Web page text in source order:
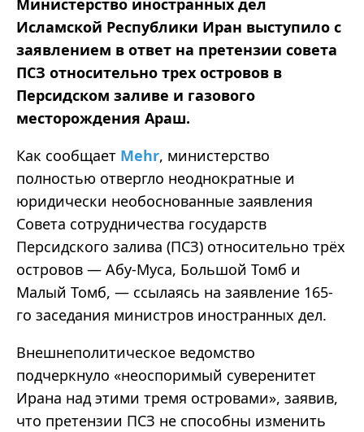
Министерство иностранных дел
Исламской Республики Иран выступило с
заявлением в ответ на претензии совета
ПСЗ относительно трех островов в
Персидском заливе и газового
месторождения Араш.
Как сообщает Mehr, министерство
полностью отвергло неоднократные и
юридически необоснованные заявления
Совета сотрудничества государств
Персидского залива (ПСЗ) относительно трёх
островов — Абу-Муса, Большой Томб и
Малый Томб, — ссылаясь на заявление 165-
го заседания министров иностранных дел.
Внешнеполитическое ведомство
подчеркнуло «неоспоримый суверенитет
Ирана над этими тремя островами», заявив,
что претензии ПСЗ не способны изменить